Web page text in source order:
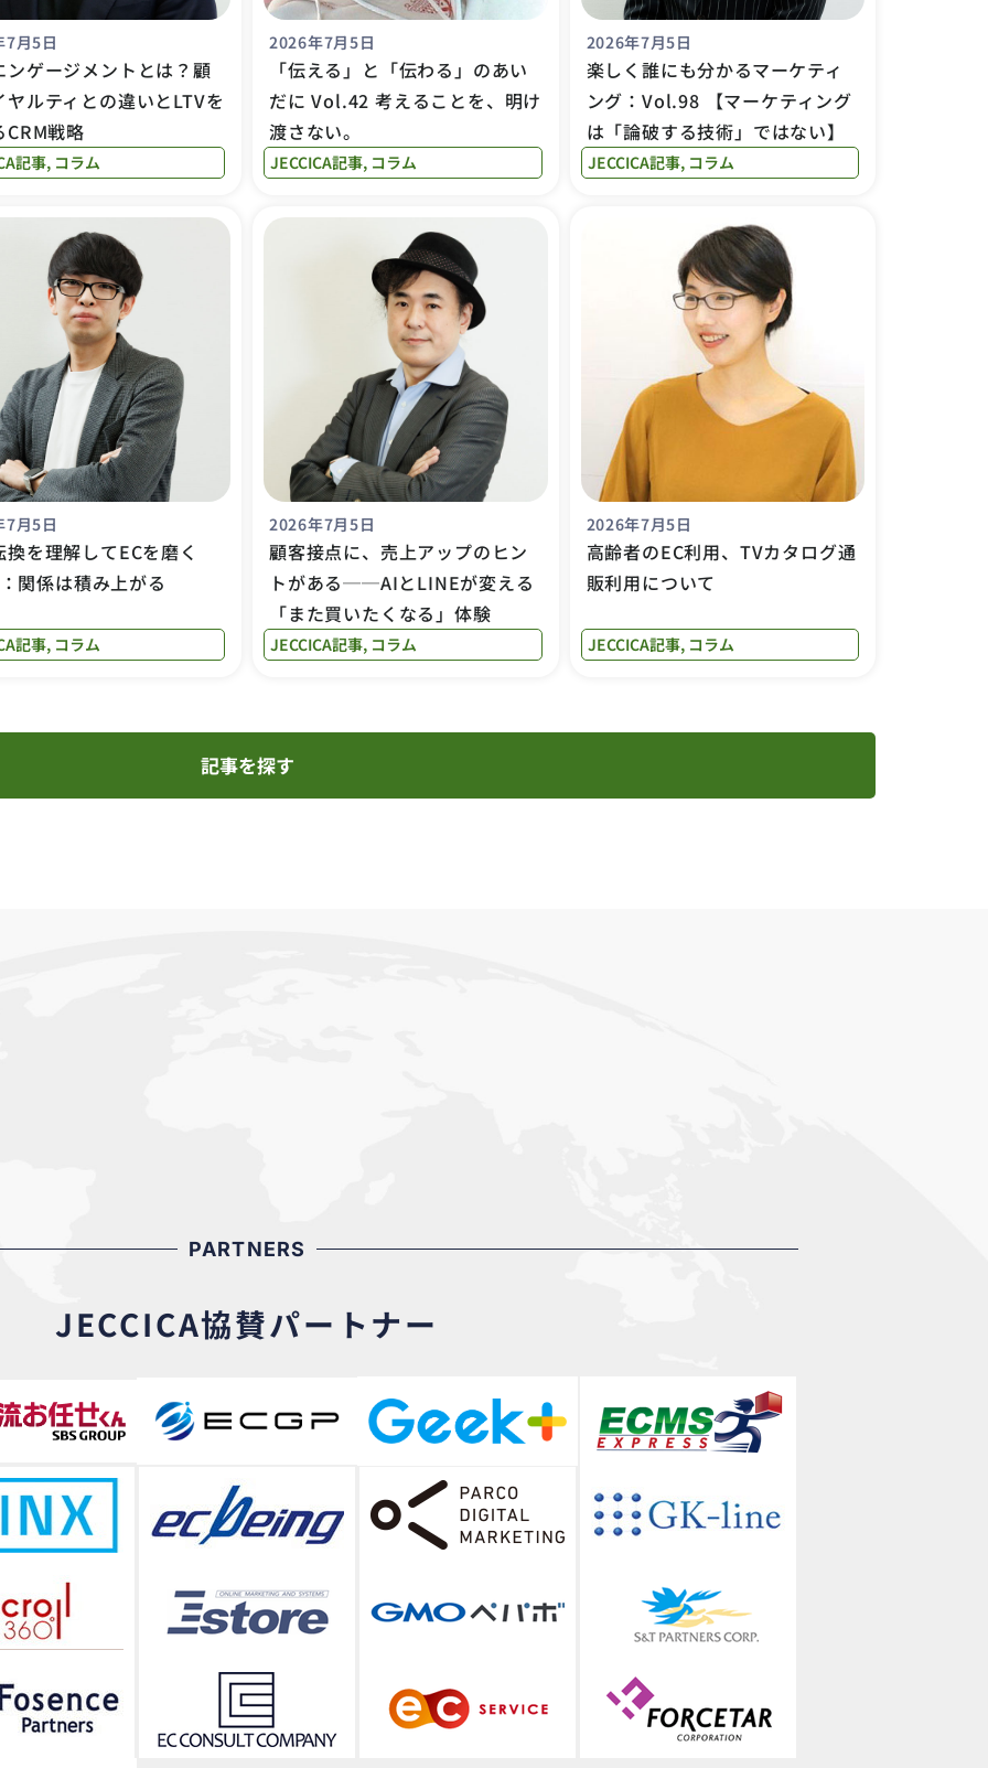
月5日
ンゲージメントとは？顧
ヤルティとの違いとLTVを
CRM戦略
記事, コラム
2026年7月5日
「伝える」と「伝わる」のあい
だに Vol.42 考えることを、明け
渡さない。
JECCICA記事, コラム
2026年7月5日
楽しく誰にも分かるマーケティ
ング：Vol.98 【マーケティング
は「論破する技術」ではない】
JECCICA記事, コラム
月5日
換を理解してECを磨く
関係は積み上がる
記事, コラム
2026年7月5日
顧客接点に、売上アップのヒン
トがある──AIとLINEが変える
「また買いたくなる」体験
JECCICA記事, コラム
2026年7月5日
高齢者のEC利用、TVカタログ通
販利用について
JECCICA記事, コラム
記事を探す
PARTNERS
JECCICA協賛パートナー